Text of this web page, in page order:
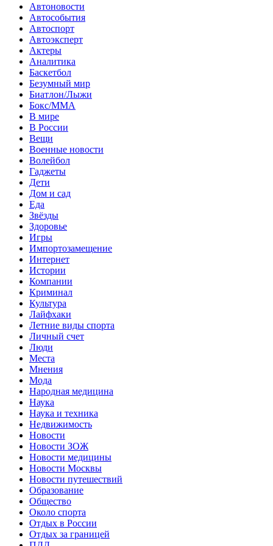
Автоновости
Автособытия
Автоспорт
Автоэксперт
Актеры
Аналитика
Баскетбол
Безумный мир
Биатлон/Лыжи
Бокс/MMA
В мире
В России
Вещи
Военные новости
Волейбол
Гаджеты
Дети
Дом и сад
Еда
Звёзды
Здоровье
Игры
Импортозамещение
Интернет
Истории
Компании
Криминал
Культура
Лайфхаки
Летние виды спорта
Личный счет
Люди
Места
Мнения
Мода
Народная медицина
Наука
Наука и техника
Недвижимость
Новости
Новости ЗОЖ
Новости медицины
Новости Москвы
Новости путешествий
Образование
Общество
Около спорта
Отдых в России
Отдых за границей